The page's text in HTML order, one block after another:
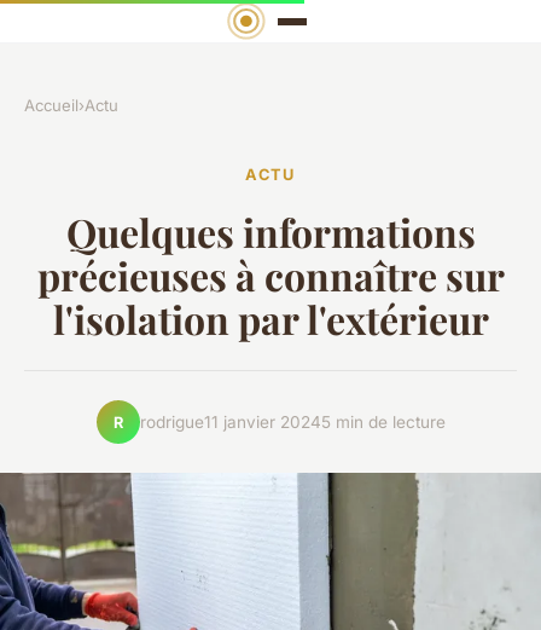
Accueil›Actu
ACTU
Quelques informations
précieuses à connaître sur
l'isolation par l'extérieur
R rodrigue11 janvier 20245 min de lecture